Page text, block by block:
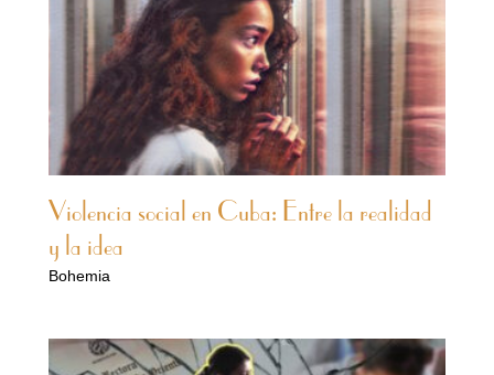
Violencia social en Cuba: Entre la realidad
y la idea
Bohemia